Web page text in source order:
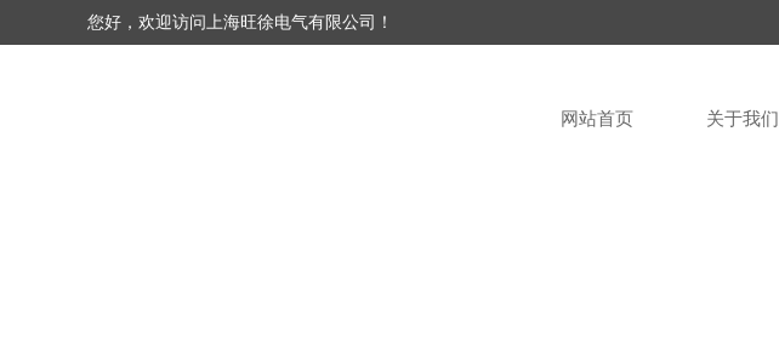
您好，欢迎访问上海旺徐电气有限公司！
网站首页 关于我们